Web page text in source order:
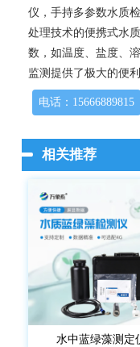
仪，手持多参数水质
处理技术的便携式水
数，如温度、盐度、
监测提供了极大的便利
电话：15666889815
相关推荐
水中蓝绿藻测定